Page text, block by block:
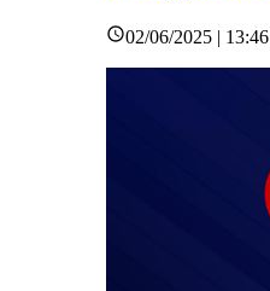
02/06/2025 | 13:46